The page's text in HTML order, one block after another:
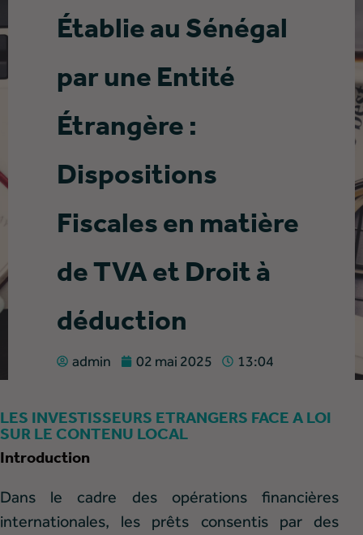
Établie au Sénégal
par une Entité
Étrangère :
Dispositions
Fiscales en matière
de TVA et Droit à
déduction
admin 02 mai 2025 13:04
LES INVESTISSEURS ETRANGERS FACE A LOI
SUR LE CONTENU LOCAL
Introduction
Dans le cadre des opérations financières
internationales, les prêts consentis par des